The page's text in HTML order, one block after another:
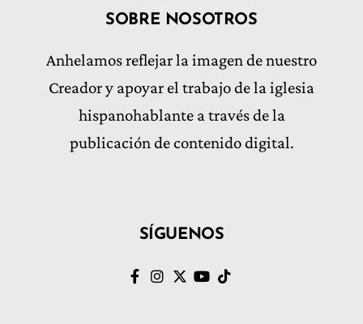
SOBRE NOSOTROS
Anhelamos reflejar la imagen de nuestro
Creador y apoyar el trabajo de la iglesia
hispanohablante a través de la
publicación de contenido digital.
SÍGUENOS